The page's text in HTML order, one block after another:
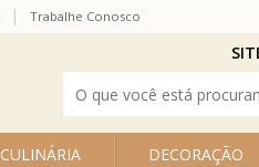
Trabalhe Conosco
CULINÁRIA DECORAÇÃO